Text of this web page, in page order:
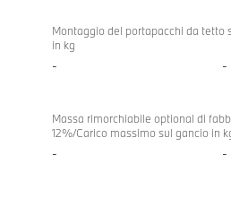
Montaggio del portapacchi da tetto
in kg
- -
Massa rimorchiabile optional di
12%/Carico massimo sul gancio in
- -